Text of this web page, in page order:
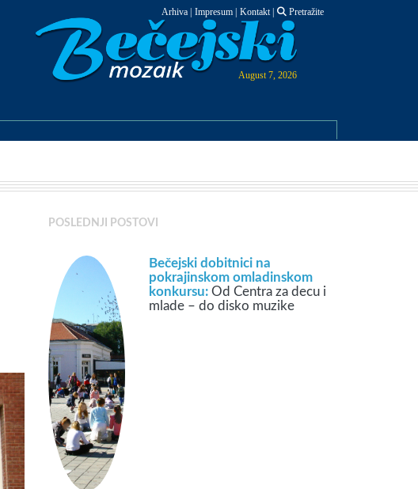
Arhiva Impresum Kontakt| Pretražite
August 7, 2026
POSLEDNJI POSTOVI
Bečejski dobitnici na
pokrajinskom omladinskom
konkursu: Od Centra za decu i
mlade – do disko muzike